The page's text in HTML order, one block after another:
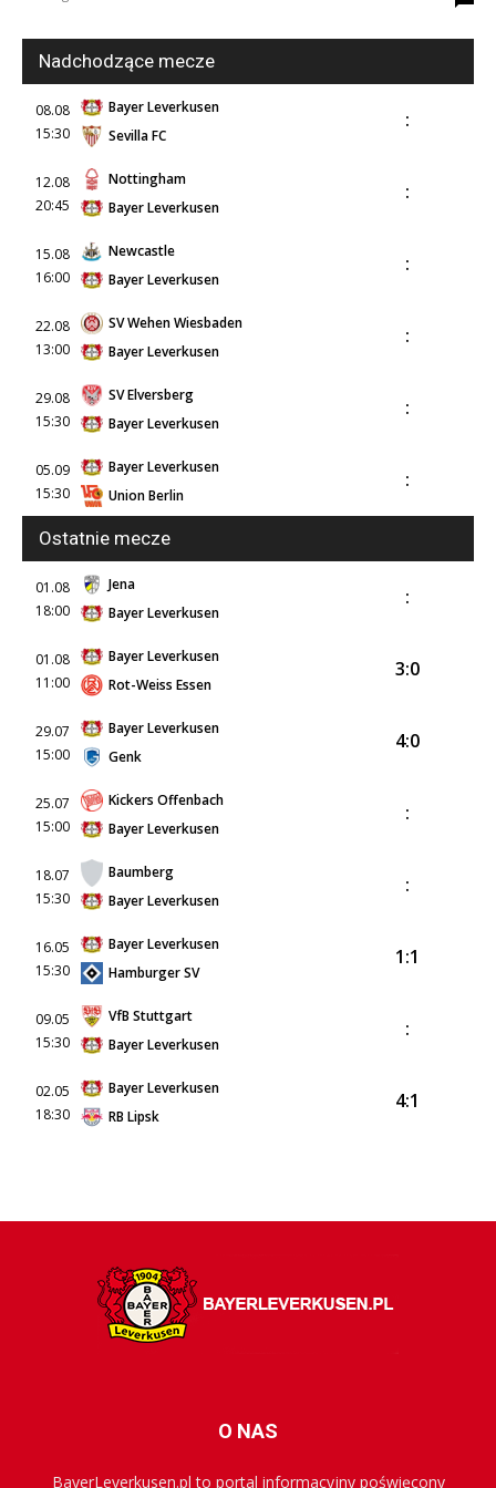
Nadchodzące mecze
08.08
15:30
Bayer Leverkusen
Sevilla FC
:
12.08
20:45
Nottingham
Bayer Leverkusen
:
15.08
16:00
Newcastle
Bayer Leverkusen
:
22.08
13:00
SV Wehen Wiesbaden
Bayer Leverkusen
:
29.08
15:30
SV Elversberg
Bayer Leverkusen
:
05.09
15:30
Bayer Leverkusen
Union Berlin
:
Ostatnie mecze
01.08
18:00
Jena
Bayer Leverkusen
:
01.08
11:00
Bayer Leverkusen
Rot-Weiss Essen
3:0
29.07
15:00
Bayer Leverkusen
Genk
4:0
25.07
15:00
Kickers Offenbach
Bayer Leverkusen
:
18.07
15:30
Baumberg
Bayer Leverkusen
:
16.05
15:30
Bayer Leverkusen
Hamburger SV
1:1
09.05
15:30
VfB Stuttgart
Bayer Leverkusen
:
02.05
18:30
Bayer Leverkusen
RB Lipsk
4:1
O NAS
BayerLeverkusen.pl to portal informacyjny poświęcony